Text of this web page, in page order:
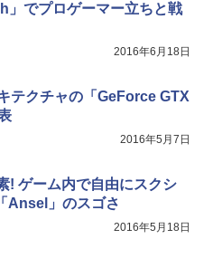
」でプロゲーマー立ちと戦
2016年6月18日
テクチャの「GeForce GTX
2016年5月7日
! ゲーム内で自由にスクシ
Ansel」のスゴさ
2016年5月18日